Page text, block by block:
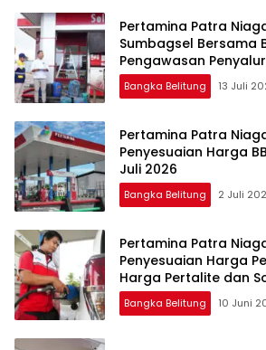
Pertamina Patra
Sumbagsel Bersama
Pengawasan
bagi Nelayan melalui
Bangka Belitung 13 Juli
Pertamina Patra
Penyesuaian Harga
Juli 2026
Bangka Belitung 2 Juli
Pertamina Patra
Penyesuaian Harga
Harga Pertalite dan
Bangka Belitung 10 Juni